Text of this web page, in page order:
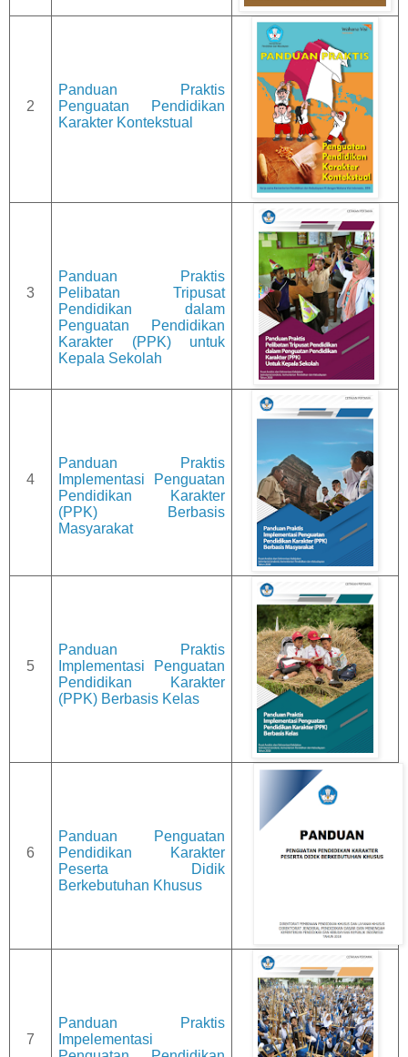
2
Panduan Praktis
Penguatan Pendidikan
Karakter Kontekstual
3
Panduan Praktis
Pelibatan Tripusat
Pendidikan dalam
Penguatan Pendidikan
Karakter (PPK) untuk
Kepala Sekolah
4
Panduan Praktis
Implementasi Penguatan
Pendidikan Karakter
(PPK) Berbasis
Masyarakat
5
Panduan Praktis
Implementasi Penguatan
Pendidikan Karakter
(PPK) Berbasis Kelas
6
Panduan Penguatan
Pendidikan Karakter
Peserta Didik
Berkebutuhan Khusus
7
Panduan Praktis
Impelementasi